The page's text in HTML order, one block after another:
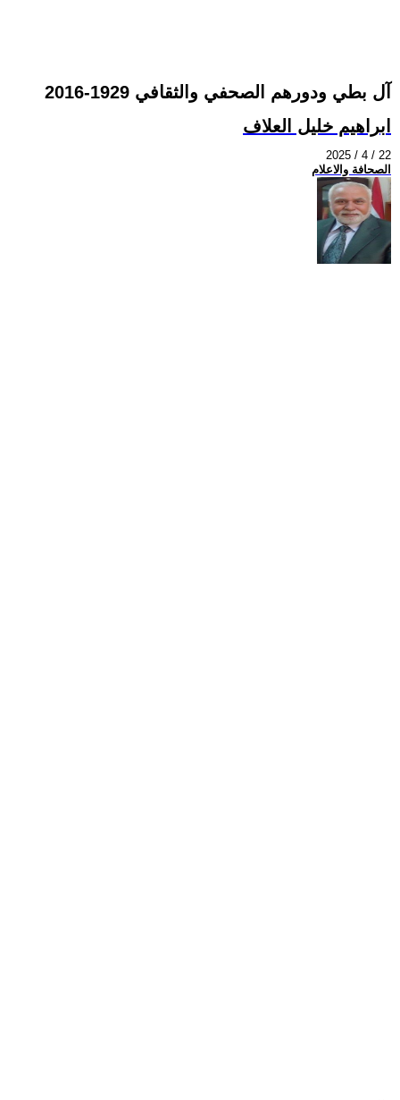
آل بطي ودورهم الصحفي والثقافي 1929-2016
ابراهيم خليل العلاف
2025 / 4 / 22
الصحافة والاعلام